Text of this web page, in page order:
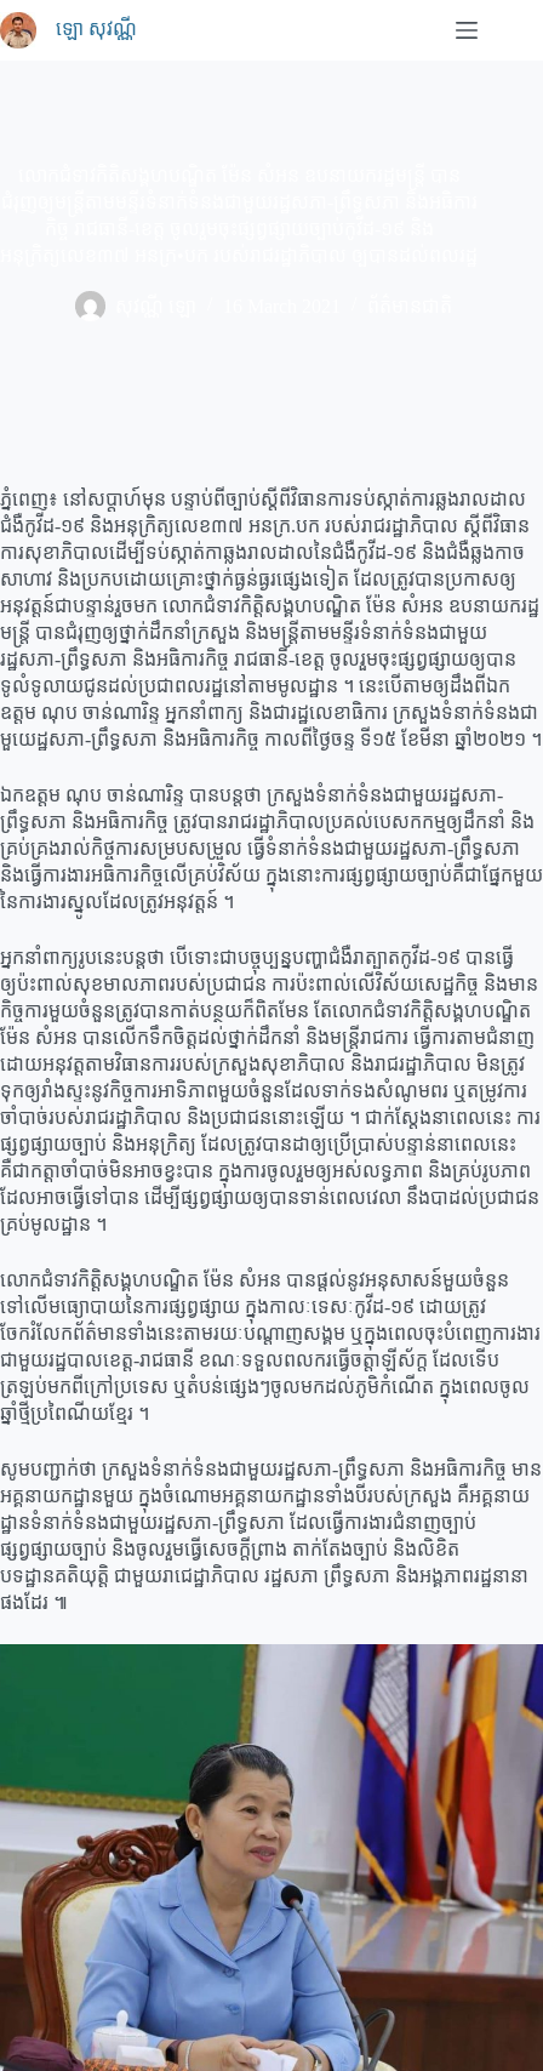
Skip
to
content
ឡោ សុវណ្ណី
ភ្នំពេញ៖ នៅសប្តាហ៍មុន បន្ទាប់ពីច្បាប់ស្តីពីវិធានការទប់ស្កាត់ការឆ្លងរាលដាល
ជំងឺកូវីដ-១៩ និងអនុក្រិត្យលេខ៣៧ អនក្រ.បក របស់រាជរដ្ឋាភិបាល ស្តីពីវិធាន
ការសុខាភិបាលដើម្បីទប់ស្កាត់កាឆ្លងរាលដាលនៃជំងឺកូវីដ-១៩ និងជំងឺឆ្លងកាច
សាហាវ និងប្រកបដោយគ្រោះថ្នាក់ធ្ងន់ធ្ងរផ្សេងទៀត ដែលត្រូវបានប្រកាសឲ្យ
អនុវត្តន៍ជាបន្ទាន់រួចមក លោកជំទាវកិត្តិសង្គហបណ្ឌិត ម៉ែន សំអន ឧបនាយករដ្ឋ
មន្ត្រី បានជំរុញឲ្យថ្នាក់ដឹកនាំក្រសួង និងមន្ត្រីតាមមន្ទីរទំនាក់ទំនងជាមួយ
រដ្ឋសភា-ព្រឹទ្ធសភា និងអធិការកិច្ច រាជធានី-ខេត្ត ចូលរួមចុះផ្សព្វផ្សាយឲ្យបាន
ទូលំទូលាយជូនដល់ប្រជាពលរដ្ឋនៅតាមមូលដ្ឋាន ។ នេះបើតាមឲ្យដឹងពីឯក
ឧត្តម ណុប ចាន់ណារិន្ទ អ្នកនាំពាក្យ និងជារដ្ឋលេខាធិការ ក្រសួងទំនាក់ទំនងជា
មួយេដ្ឋសភា-ព្រឹទ្ធសភា និងអធិការកិច្ច កាលពីថ្ងៃចន្ទ ទី១៥ ខែមីនា ឆ្នាំ២០២១ ។
ឯកឧត្តម ណុប ចាន់ណារិន្ទ បានបន្តថា ក្រសួងទំនាក់ទំនងជាមួយរដ្ឋសភា-
ព្រឹទ្ធសភា និងអធិការកិច្ច ត្រូវបានរាជរដ្ឋាភិបាលប្រគល់បេសកកម្មឲ្យដឹកនាំ និង
គ្រប់គ្រងរាល់កិថ្ចការសម្របសម្រួល ធ្វើទំនាក់ទំនងជាមួយរដ្ឋសភា-ព្រឹទ្ធសភា
និងធ្វើការងារអធិការកិច្ចលើគ្រប់វិស័យ ក្នុងនោះការផ្សព្វផ្សាយច្បាប់គឺជាផ្នែកមួយ
នៃការងារស្នូលដែលត្រូវអនុវត្តន៍ ។
អ្នកនាំពាក្យរូបនេះបន្តថា បើទោះជាបច្ចុប្បន្នបញ្ហាជំងឺរាត្បាតកូវីដ-១៩ បានធ្វើ
ឲ្យប៉ះពាល់សុខមាលភាពរបស់ប្រជាជន ការប៉ះពាល់លើវិស័យសេដ្ឋកិច្ច និងមាន
កិច្ចការមួយចំនួនត្រូវបានកាត់បន្ថយក៏ពិតមែន តែលោកជំទាវកិត្តិសង្គហបណ្ឌិត
ម៉ែន សំអន បានលើកទឹកចិត្តដល់ថ្នាក់ដឹកនាំ និងមន្ត្រីរាជការ ធ្វើការតាមជំនាញ
ដោយអនុវត្តតាមវិធានការរបស់ក្រសួងសុខាភិបាល និងរាជរដ្ឋាភិបាល មិនត្រូវ
ទុកឲ្យរាំងស្ទះនូវកិច្ចការអាទិភាពមួយចំនួនដែលទាក់ទងសំណូមពរ ឬតម្រូវការ
ចាំបាច់របស់រាជរដ្ឋាភិបាល និងប្រជាជននោះឡើយ ។ ជាក់ស្តែងនាពេលនេះ ការ
ផ្សព្វផ្សាយច្បាប់ និងអនុក្រិត្យ ដែលត្រូវបានដាឲ្យប្រើប្រាស់បន្ទាន់នាពេលនេះ
គឺជាកត្តាចាំបាច់មិនអាចខ្វះបាន ក្នុងការចូលរួមឲ្យអស់លទ្ធភាព និងគ្រប់រូបភាព
ដែលអាចធ្វើទៅបាន ដើម្បីផ្សព្វផ្សាយឲ្យបានទាន់ពេលវេលា នឹងបាដល់ប្រជាជន
គ្រប់មូលដ្ឋាន ។
លោកជំទាវកិត្តិសង្គហបណ្ឌិត ម៉ែន សំអន បានផ្តល់នូវអនុសាសន៍មួយចំនួន
ទៅលើមធ្យោបាយនៃការផ្សព្វផ្សាយ ក្នុងកាលៈទេសៈកូវីដ-១៩ ដោយត្រូវ
ចែករំលែកព័ត៌មានទាំងនេះតាមរយៈបណ្តាញសង្គម ឬក្នុងពេលចុះបំពេញការងារ
ជាមួយរដ្ឋបាលខេត្ត-រាជធានី ខណៈទទួលពលករធ្វើចត្តាឡីស័ក្ត ដែលទើប
ត្រឡប់មកពីក្រៅប្រទេស ឬតំបន់ផ្សេងៗចូលមកដល់ភូមិកំណើត ក្នុងពេលចូល
ឆ្នាំថ្មីប្រពៃណីយខ្មែរ ។
សូមបញ្ជាក់ថា ក្រសួងទំនាក់ទំនងជាមួយរដ្ឋសភា-ព្រឹទ្ធសភា និងអធិការកិច្ច មាន
អគ្គនាយកដ្ឋានមួយ ក្នុងចំណោមអគ្គនាយកដ្ឋានទាំងបីរបស់ក្រសួង គឺអគ្គនាយ
ដ្ឋានទំនាក់ទំនងជាមួយរដ្ឋសភា-ព្រឹទ្ធសភា ដែលធ្វើការងារជំនាញច្បាប់
ផ្សព្វផ្សាយច្បាប់ និងចូលរួមធ្វើសេចក្តីព្រាង តាក់តែងច្បាប់ និងលិខិត
បទដ្ឋានគតិយុត្តិ ជាមួយរាជេដ្ឋាភិបាល រដ្ឋសភា ព្រឹទ្ធសភា និងអង្គភាពរដ្ឋនានា
ផងដែរ ៕